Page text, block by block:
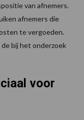
van afnemers.
afnemers die
te vergoeden.
bij het onderzoek
voor